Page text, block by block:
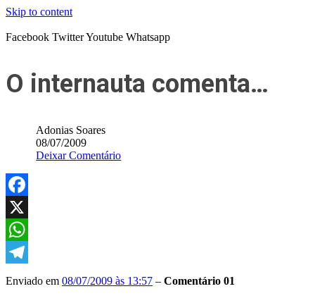
Skip to content
Facebook TwitterYoutube Whatsapp
O internauta comenta…
Adonias Soares
08/07/2009
Deixar Comentário
Facebook
X
WhatsApp
Telegram
Enviado em 08/07/2009 às 13:57 – Comentário 01